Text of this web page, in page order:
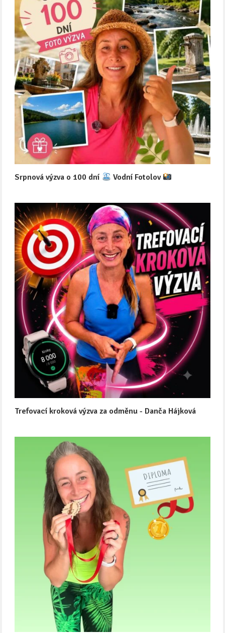
Srpnová výzva o 100 dní Vodní Fotolov
Trefovací kroková výzva za odměnu - Danča Hájková